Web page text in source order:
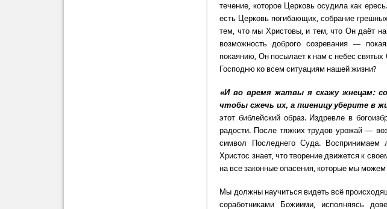
течение, которое Церковь осудила как
есть Церковь погибающих, собрание
тем, что мы Христовы, и тем, что Он даёт
возможность доброго созревания —
покаянию, Он посылает к нам с небес святых
Господню ко всем ситуациям нашей жизни?
«И во время жатвы я скажу жнецам:
чтобы сжечь их, а пшеницу уберите в
этот библейский образ. Издревле в
радости. После тяжких трудов урожай —
символ Последнего Суда. Воспринимаем
Христос знает, что творение движется к
на все законные опасения, которые мы
Мы должны научиться видеть всё
соработниками Божиими, исполняясь